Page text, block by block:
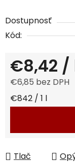
Dostupnosť
Kód:
€8,42 /
€6,85 bez DPH
Jednotková cena:
€842 / 1 l
Tlač